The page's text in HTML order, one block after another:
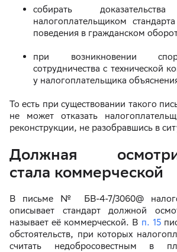
собирать
налогоплательщиком
поведения в гражданском
при возникновении
сотрудничества с технической
у налогоплательщика
То есть при существовании такого
не может отказать
реконструкции, не разобравшись в
Должная
стала коммерческой
В письме № БВ-4-7/3060@
описывает стандарт должной
называет её коммерческой. В п. 15
обстоятельств, при которых
считать недобросовестным в